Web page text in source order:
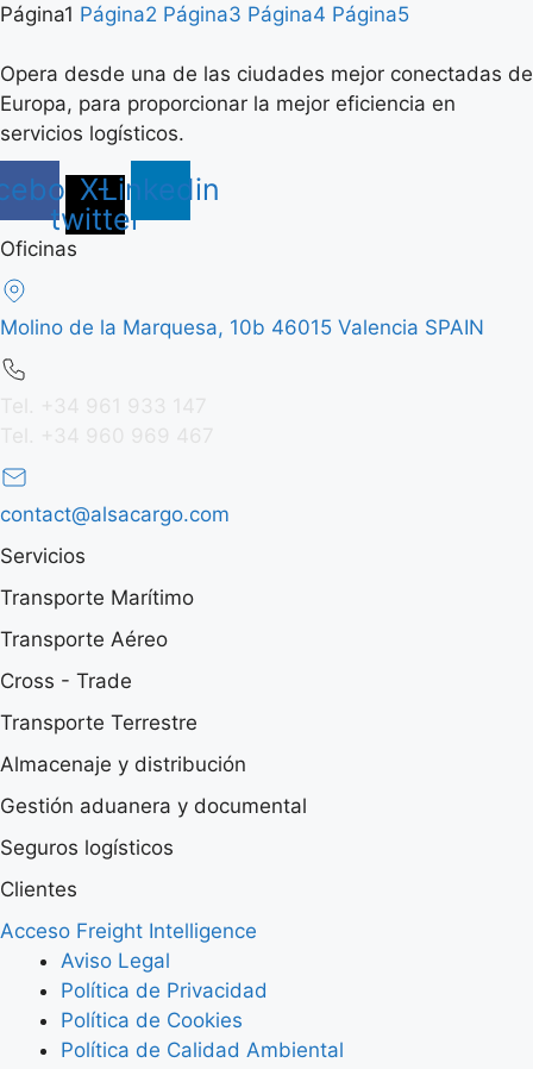
Página1 Página2 Página3 Página4 Página5
Opera desde una de las ciudades mejor conectadas de
Europa, para proporcionar la mejor eficiencia en
servicios logísticos.
X-
twitter
Linkedin
Oficinas
Molino de la Marquesa, 10b 46015 Valencia SPAIN
contact@alsacargo.com
Servicios
Transporte Marítimo
Transporte Aéreo
Cross - Trade
Transporte Terrestre
Almacenaje y distribución
Gestión aduanera y documental
Seguros logísticos
Clientes
Acceso Freight Intelligence
Aviso Legal
Política de Privacidad
Política de Cookies
Política de Calidad Ambiental